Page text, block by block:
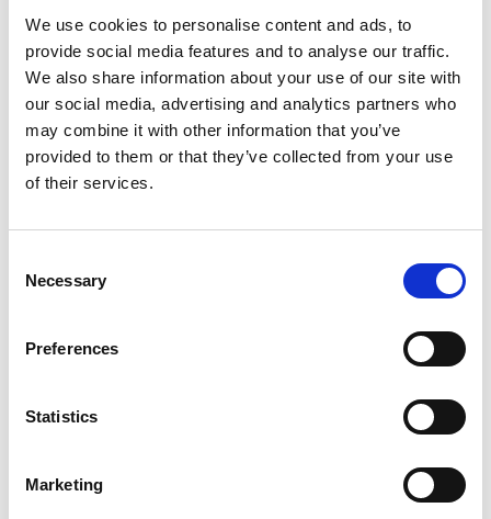
We use cookies to personalise content and ads, to
provide social media features and to analyse our traffic.
We also share information about your use of our site with
our social media, advertising and analytics partners who
may combine it with other information that you’ve
provided to them or that they’ve collected from your use
of their services.
Selection
Necessary
Preferences
Statistics
Marketing